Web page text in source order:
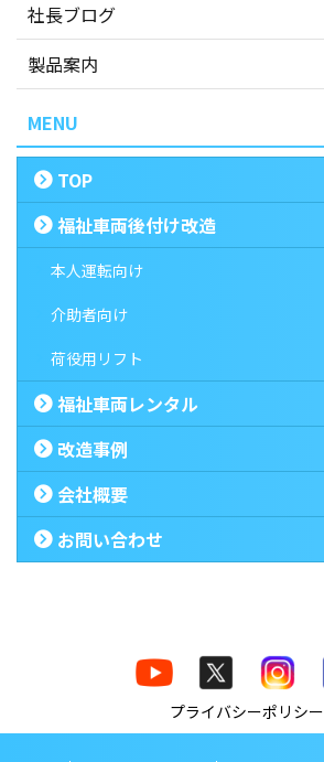
社長ブログ
製品案内
MENU
TOP
福祉車両後付け改造
本人運転向け
介助者向け
荷役用リフト
福祉車両レンタル
改造事例
会社概要
お問い合わせ
プライバシーポリシー